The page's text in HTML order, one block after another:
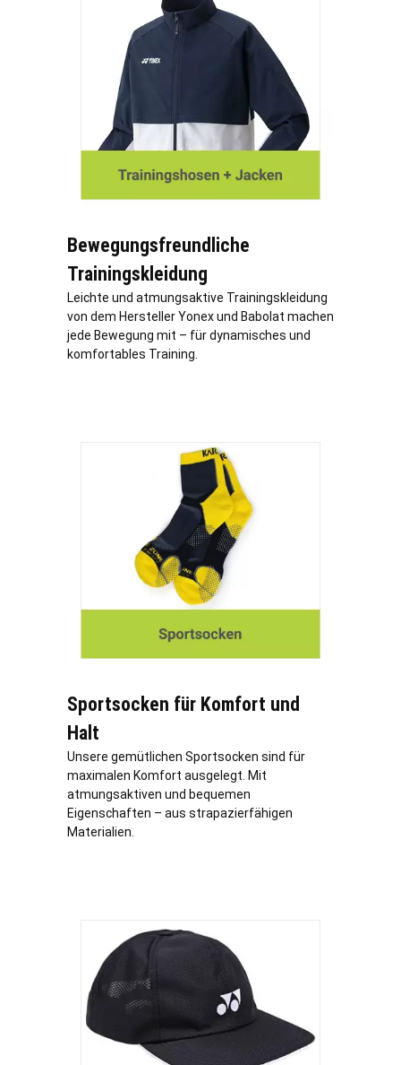
Bewegungsfreundliche
Trainingskleidung
Leichte und atmungsaktive Trainingskleidung
von dem Hersteller Yonex und Babolat machen
jede Bewegung mit – für dynamisches und
komfortables Training.
Sportsocken für Komfort und
Halt
Unsere gemütlichen Sportsocken sind für
maximalen Komfort ausgelegt. Mit
atmungsaktiven und bequemen
Eigenschaften – aus strapazierfähigen
Materialien.